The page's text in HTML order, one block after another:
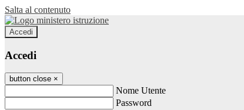
Salta al contenuto
Accedi
Accedi
button close ×
Nome Utente
Password